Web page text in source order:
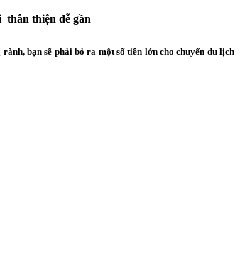
thân thiện dễ gần
bạn sẽ phải bỏ ra một số tiền lớn cho chuyến du lịch